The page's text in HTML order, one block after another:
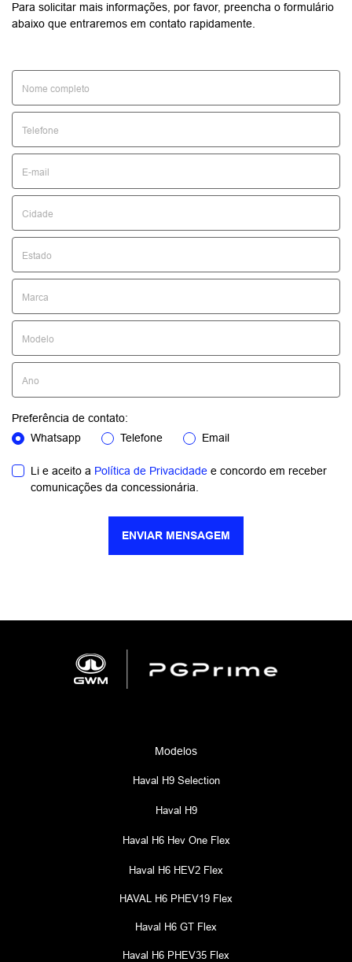
Para solicitar mais informações, por favor, preencha o formulário
abaixo que entraremos em contato rapidamente.
Preferência de contato:
Whatsapp
Telefone Email
Li e aceito a Política de Privacidade e concordo em receber
comunicações da concessionária.
ENVIAR MENSAGEM
Modelos
Haval H9 Selection
Haval H9
Haval H6 Hev One Flex
Haval H6 HEV2 Flex
HAVAL H6 PHEV19 Flex
Haval H6 GT Flex
Haval H6 PHEV35 Flex